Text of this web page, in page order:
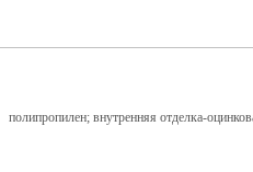
полипропилен; внутренняя отделка-